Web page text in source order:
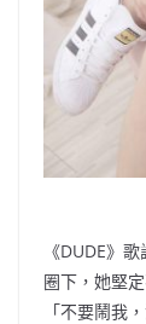
《DUDE》
圈下，她堅
「不要鬧我